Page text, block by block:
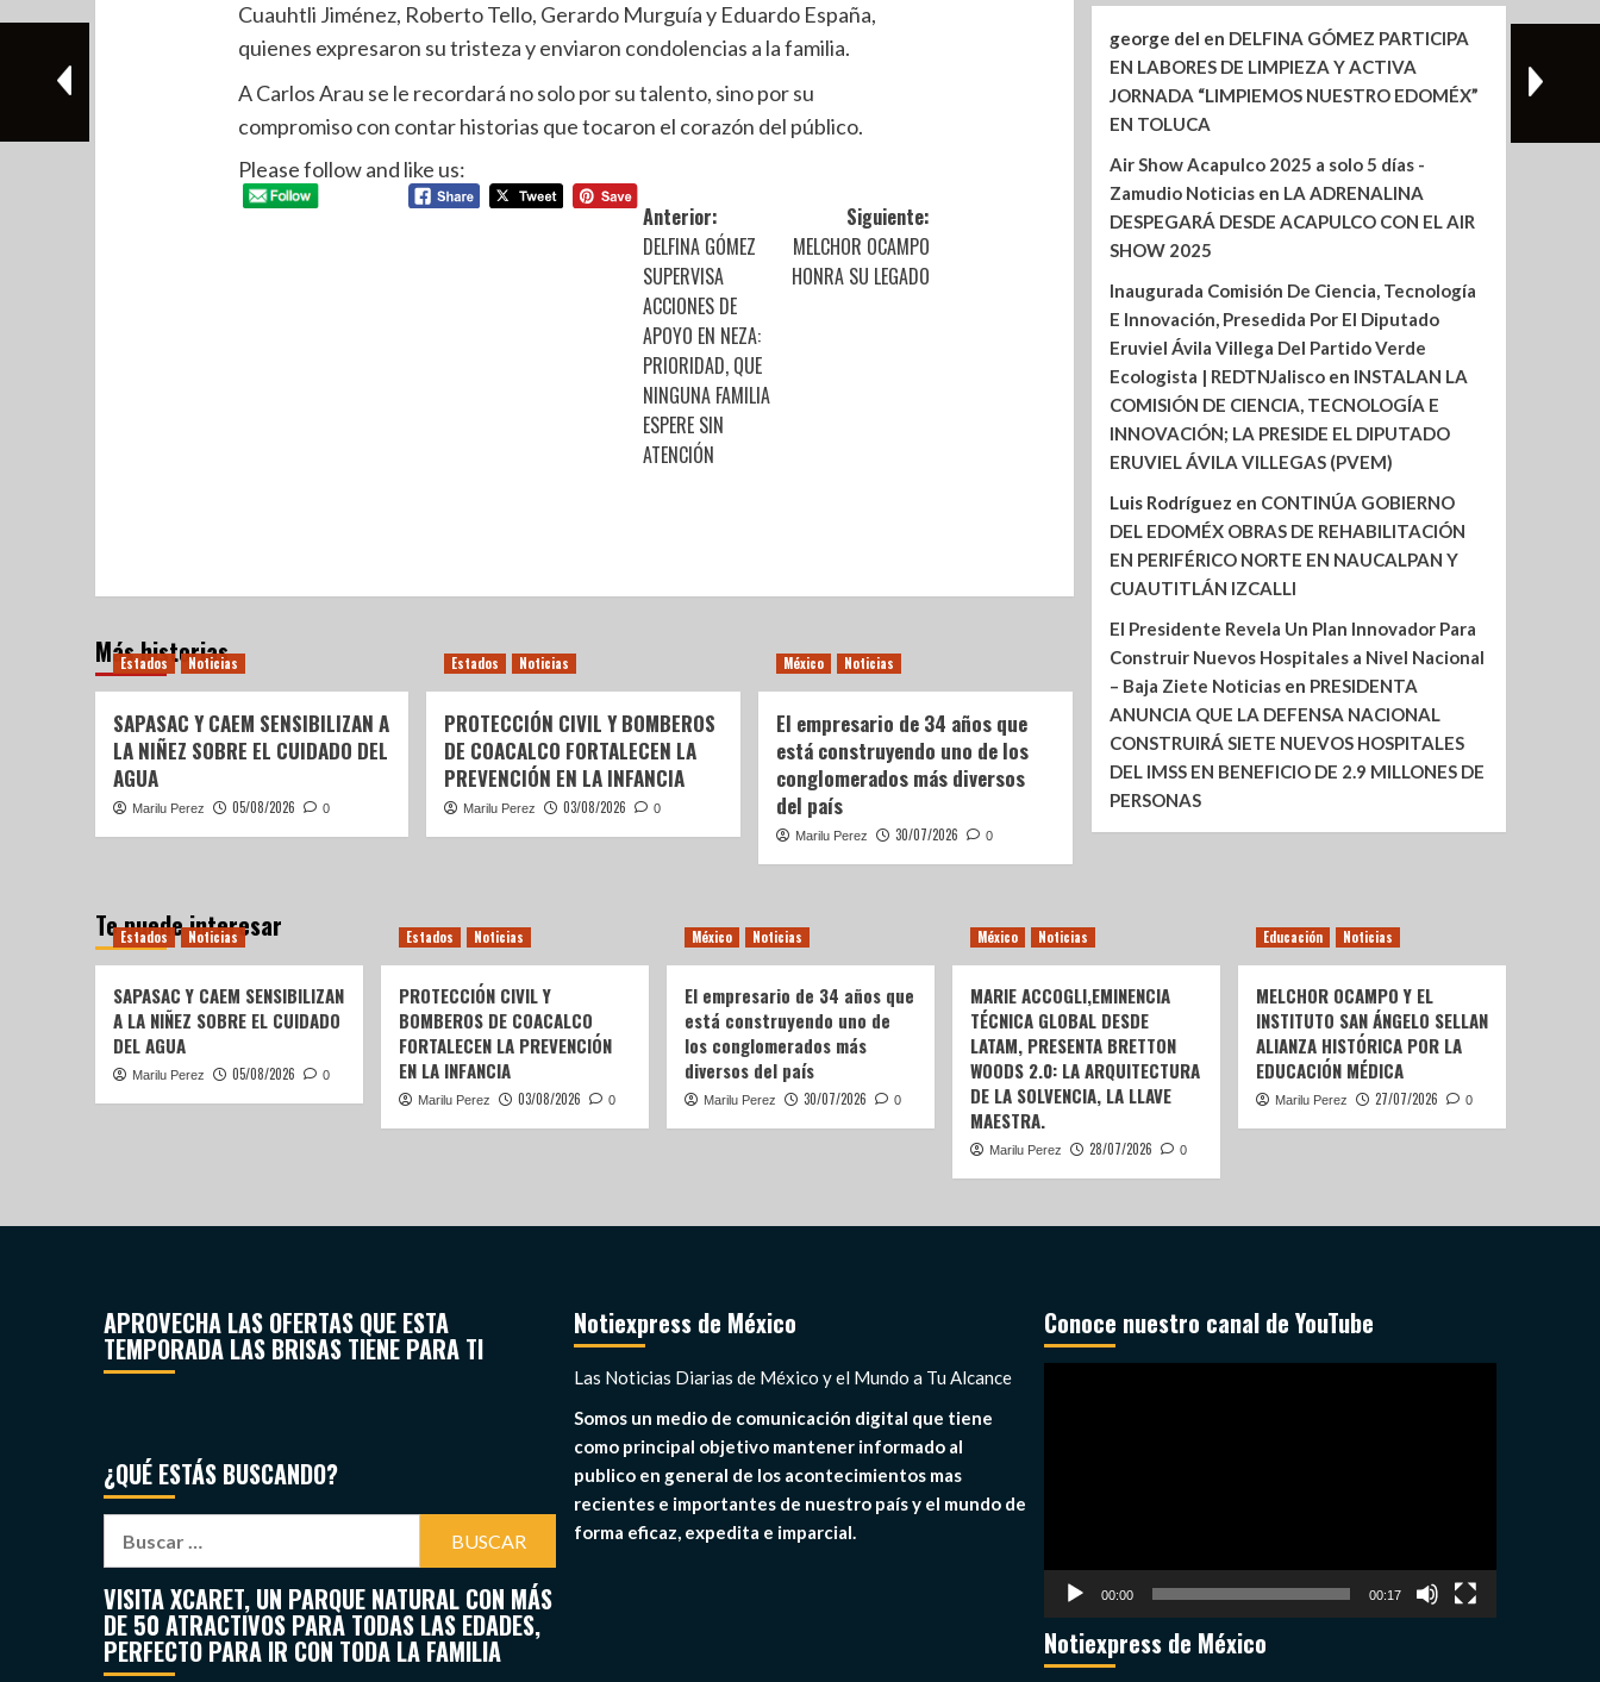
Cuauhtli Jiménez, Roberto Tello, Gerardo Murguía y Eduardo España,
quienes expresaron su tristeza y enviaron condolencias a la familia.
A Carlos Arau se le recordará no solo por su talento, sino por su
compromiso con contar historias que tocaron el corazón del público.
Please follow and like us:
Anterior:
DELFINA GÓMEZ
SUPERVISA
ACCIONES DE
APOYO EN NEZA:
PRIORIDAD, QUE
NINGUNA FAMILIA
ESPERE SIN
ATENCIÓN
Siguiente:
MELCHOR OCAMPO
HONRA SU LEGADO
Más historias
Estados Noticias
SAPASAC Y CAEM SENSIBILIZAN A
LA NIÑEZ SOBRE EL CUIDADO DEL
AGUA
Marilu Perez 05/08/2026 0
Estados Noticias
PROTECCIÓN CIVIL Y BOMBEROS
DE COACALCO FORTALECEN LA
PREVENCIÓN EN LA INFANCIA
Marilu Perez 03/08/2026 0
México Noticias
El empresario de 34 años que
está construyendo uno de los
conglomerados más diversos
del país
Marilu Perez 30/07/2026 0
george del en DELFINA GÓMEZ PARTICIPA
EN LABORES DE LIMPIEZA Y ACTIVA
JORNADA “LIMPIEMOS NUESTRO EDOMÉX”
EN TOLUCA
Air Show Acapulco 2025 a solo 5 días -
Zamudio Noticiasen LA ADRENALINA
DESPEGARÁ DESDE ACAPULCO CON EL AIR
SHOW 2025
Inaugurada Comisión De Ciencia, Tecnología
E Innovación, Presedida Por El Diputado
Eruviel Ávila Villega Del Partido Verde
Ecologista | REDTNJaliscoen INSTALAN LA
COMISIÓN DE CIENCIA, TECNOLOGÍA E
INNOVACIÓN; LA PRESIDE EL DIPUTADO
ERUVIEL ÁVILA VILLEGAS (PVEM)
Luis Rodríguez en CONTINÚA GOBIERNO
DEL EDOMÉX OBRAS DE REHABILITACIÓN
EN PERIFÉRICO NORTE EN NAUCALPAN Y
CUAUTITLÁN IZCALLI
El Presidente Revela Un Plan Innovador Para
Construir Nuevos Hospitales a Nivel Nacional
– Baja Ziete Noticiasen PRESIDENTA
ANUNCIA QUE LA DEFENSA NACIONAL
CONSTRUIRÁ SIETE NUEVOS HOSPITALES
DEL IMSS EN BENEFICIO DE 2.9 MILLONES DE
PERSONAS
Te puede interesar
Estados Noticias
SAPASAC Y CAEM SENSIBILIZAN
A LA NIÑEZ SOBRE EL CUIDADO
DEL AGUA
Marilu Perez 05/08/2026 0
Estados Noticias
PROTECCIÓN CIVIL Y
BOMBEROS DE COACALCO
FORTALECEN LA PREVENCIÓN
EN LA INFANCIA
Marilu Perez 03/08/2026 0
México Noticias
El empresario de 34 años que
está construyendo uno de
los conglomerados más
diversos del país
Marilu Perez 30/07/2026 0
México Noticias
MARIE ACCOGLI,EMINENCIA
TÉCNICA GLOBAL DESDE
LATAM, PRESENTA BRETTON
WOODS 2.0: LA ARQUITECTURA
DE LA SOLVENCIA, LA LLAVE
MAESTRA.
Marilu Perez 28/07/2026 0
Educación Noticias
MELCHOR OCAMPO Y EL
INSTITUTO SAN ÁNGELO SELLAN
ALIANZA HISTÓRICA POR LA
EDUCACIÓN MÉDICA
Marilu Perez 27/07/2026 0
APROVECHA LAS OFERTAS QUE ESTA
TEMPORADA LAS BRISAS TIENE PARA TI
¿QUÉ ESTÁS BUSCANDO?
VISITA XCARET, UN PARQUE NATURAL CON MÁS
DE 50 ATRACTIVOS PARA TODAS LAS EDADES,
PERFECTO PARA IR CON TODA LA FAMILIA
Notiexpress de México
Las Noticias Diarias de México y el Mundo a Tu Alcance
Somos un medio de comunicación digital que tiene
como principal objetivo mantener informado al
publico en general de los acontecimientos mas
recientes e importantes de nuestro país y el mundo de
forma eficaz, expedita e imparcial.
Conoce nuestro canal de YouTube
00:00 00:17
Notiexpress de México